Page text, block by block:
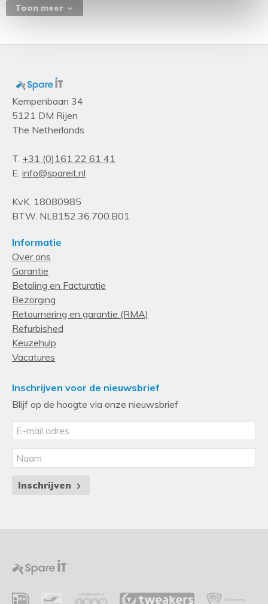
Toon meer
Kempenbaan 34
5121 DM Rijen
The Netherlands
T. +31 (0)161 22 61 41
E. info@spareit.nl
KvK. 18080985
BTW. NL8152.36.700.B01
Informatie
Over ons
Garantie
Betaling en Facturatie
Bezorging
Retournering en garantie (RMA)
Refurbished
Keuzehulp
Vacatures
Inschrijven voor de nieuwsbrief
Blijf op de hoogte via onze nieuwsbrief
Inschrijven